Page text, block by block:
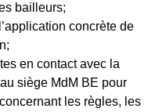
bailleurs;
concrète de
en contact avec la
siège MdM BE pour
les règles, les